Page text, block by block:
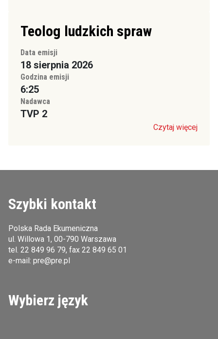
Teolog ludzkich spraw
Data emisji
18 sierpnia 2026
Godzina emisji
6:25
Nadawca
TVP 2
Czytaj więcej
Szybki kontakt
Polska Rada Ekumeniczna
ul. Willowa 1, 00-790 Warszawa
tel. 22 849 96 79, fax 22 849 65 01
e-mail: pre@pre.pl
Wybierz język